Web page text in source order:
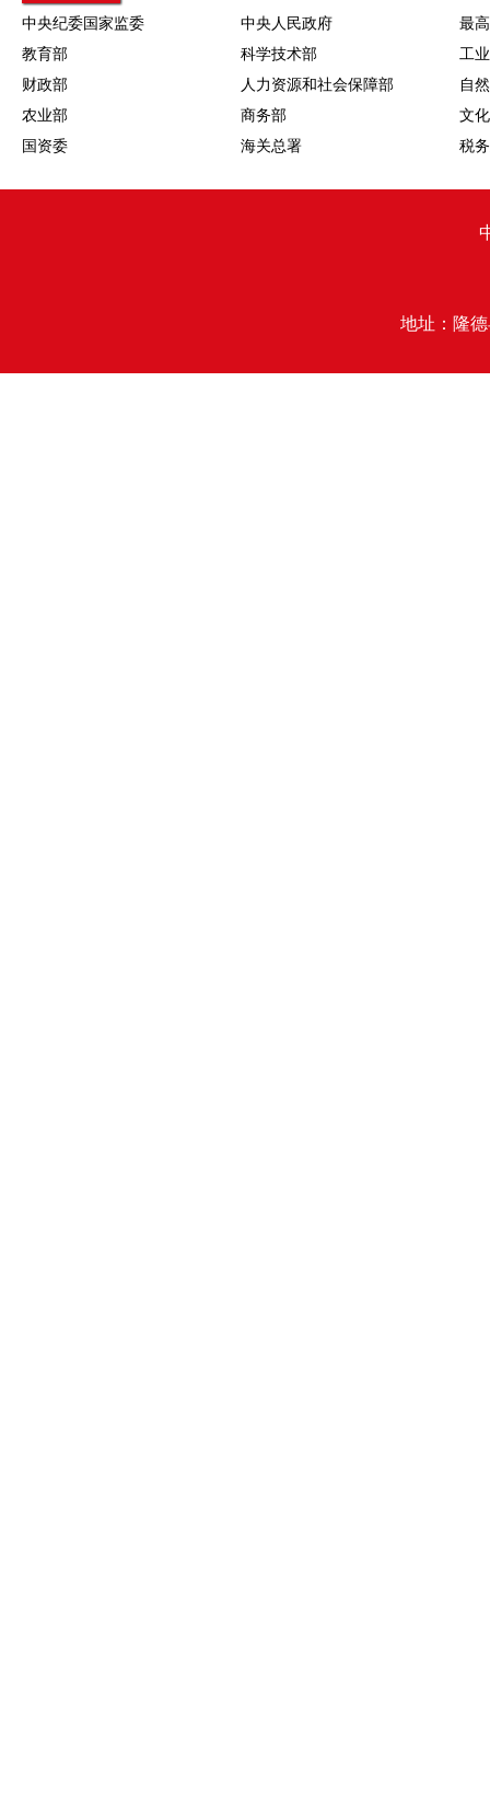
中央纪委国家监委 中央人民政府
最
教育部
科学技术部
工
财政部
人力资源和社会保障部
自
农业部
商务部
文
国资委
海关总署 税
地址：隆